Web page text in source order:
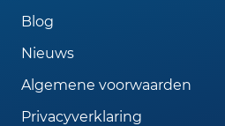
Blog
Nieuws
Algemene voorwaarden
Privacyverklaring